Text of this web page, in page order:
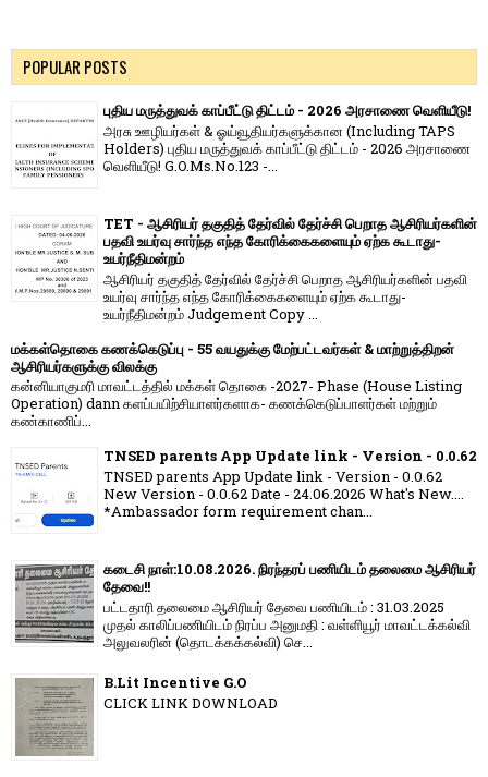
POPULAR POSTS
புதிய மருத்துவக் காப்பீட்டு திட்டம் - 2026 அரசாணை வெளியீடு!
அரசு ஊழியர்கள் & ஓய்வூதியர்களுக்கான (Including TAPS
Holders) புதிய மருத்துவக் காப்பீட்டு திட்டம் - 2026 அரசாணை
வெளியீடு! G.O.Ms.No.123 -...
TET - ஆசிரியர் தகுதித் தேர்வில் தேர்ச்சி பெறாத ஆசிரியர்களின்
பதவி உயர்வு சார்ந்த எந்த கோரிக்கைகளையும் ஏற்க கூடாது-
உயர்நீதிமன்றம்
ஆசிரியர் தகுதித் தேர்வில் தேர்ச்சி பெறாத ஆசிரியர்களின் பதவி
உயர்வு சார்ந்த எந்த கோரிக்கைகளையும் ஏற்க கூடாது-
உயர்நீதிமன்றம் Judgement Copy ...
மக்கள்தொகை கணக்கெடுப்பு - 55 வயதுக்கு மேற்பட்டவர்கள் & மாற்றுத்திறன்
ஆசிரியர்களுக்கு விலக்கு
கன்னியாகுமரி மாவட்டத்தில் மக்கள் தொகை -2027- Phase (House Listing
Operation) dann களப்பயிற்சியாளர்களாக- கணக்கெடுப்பாளர்கள் மற்றும்
கண்காணிப்...
TNSED parents App Update link - Version - 0.0.62
TNSED parents App Update link - Version - 0.0.62
New Version - 0.0.62 Date - 24.06.2026 What's New....
*Ambassador form requirement chan...
கடைசி நாள்:10.08.2026. நிரந்தரப் பணியிடம் தலைமை ஆசிரியர்
தேவை!!
பட்டதாரி தலைமை ஆசிரியர் தேவை பணியிடம் : 31.03.2025
முதல் காலிப்பணியிடம் நிரப்ப அனுமதி : வள்ளியூர் மாவட்டக்கல்வி
அலுவலரின் (தொடக்கக்கல்வி) செ...
B.Lit Incentive G.O
CLICK LINK DOWNLOAD